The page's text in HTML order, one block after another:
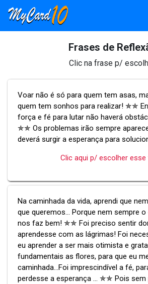
Frases de
Clic na frase p/
Voar não é só para quem tem asas,
quem tem sonhos para realizar! ✯✯
força e fé para lutar não haverá
✯✯ Os problemas irão sempre
deverá surgir a esperança para
Clic aqui p/ escolher esse
Na caminhada da vida, aprendi que
que queremos... Porque nem sempre
nos faz bem! ✯✯ Foi preciso sentir
aprendesse com as lágrimas! Foi
eu aprender a ser mais otimista e
fundamentais as flores, para que eu
caminhada...Foi imprescindível a fé,
perdesse a esperança ... ✯✯ Pois sem